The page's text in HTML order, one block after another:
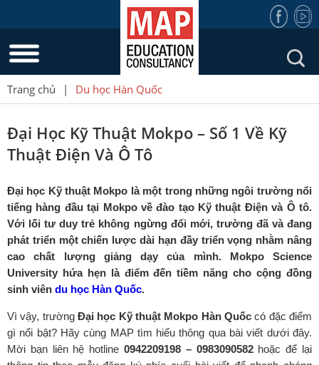
Trang chủ | Du học Hàn Quốc
Đại Học Kỹ Thuật Mokpo – Số 1 Về Kỹ
Thuật Điện Và Ô Tô
Đại học Kỹ thuật Mokpo là một trong những ngôi trường nổi
tiếng hàng đầu tại Mokpo về đào tạo Kỹ thuật Điện và Ô tô.
Với lối tư duy trẻ không ngừng đổi mới, trường đã và đang
phát triển một chiến lược dài hạn đầy triển vọng nhằm nâng
cao chất lượng giảng dạy của mình. Mokpo Science
University hứa hẹn là điểm đến tiềm năng cho cộng đồng
sinh viên du học Hàn Quốc.
Vì vậy, trườngĐại học Kỹ thuật Mokpo Hàn Quốc có đặc điểm
gì nổi bật? Hãy cùng MAP tìm hiểu thông qua bài viết dưới đây.
Mời bạn liên hệ hotline 0942209198 – 0983090582hoặc để lại